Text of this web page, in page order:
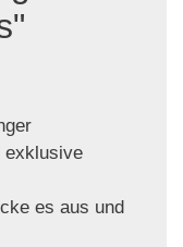
exklusive
es aus und